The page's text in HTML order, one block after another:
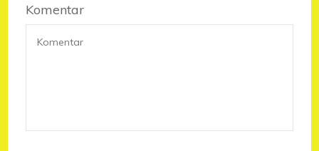
Komentar